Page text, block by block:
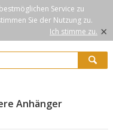
Service zu
Sie der Nutzung zu.
Ich stimme zu. ×
Anhänger